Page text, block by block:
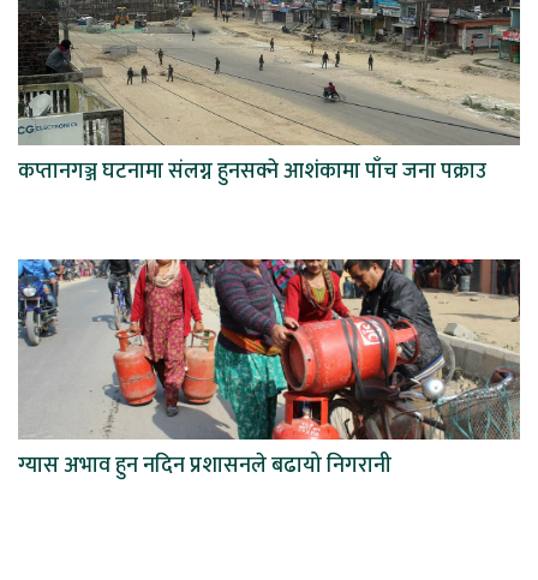
कप्तानगञ्ज घटनामा संलग्न हुनसक्ने आशंकामा पाँच जना पक्राउ
ग्यास अभाव हुन नदिन प्रशासनले बढायो निगरानी